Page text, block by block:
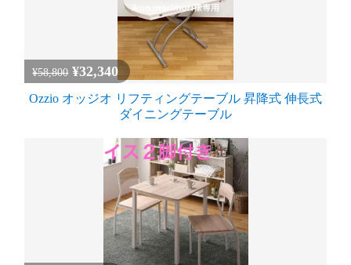
¥58,800 ¥32,340
Ozzio オッジオ リフティングテーブル 昇降式 伸長式
ダイニングテーブル